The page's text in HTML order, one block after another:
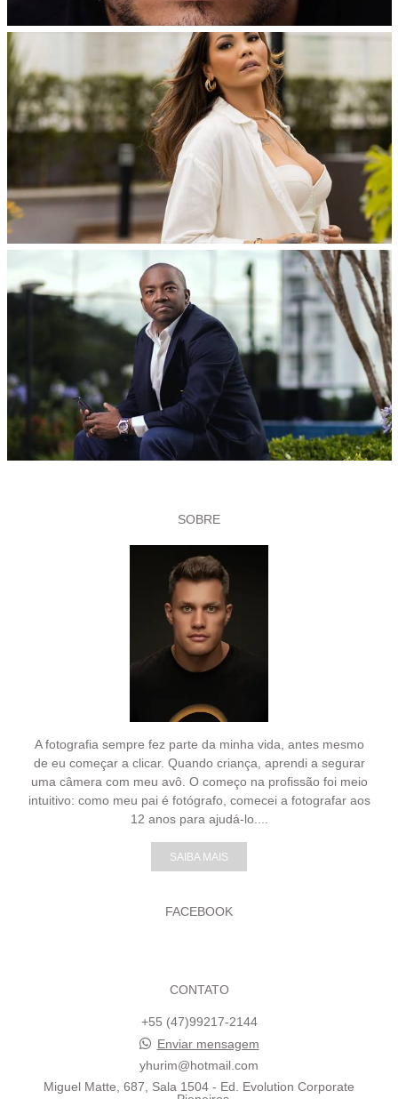
SOBRE
A fotografia sempre fez parte da minha vida, antes mesmo
de eu começar a clicar. Quando criança, aprendi a segurar
uma câmera com meu avô. O começo na profissão foi meio
intuitivo: como meu pai é fotógrafo, comecei a fotografar aos
12 anos para ajudá-lo....
SAIBA MAIS
FACEBOOK
CONTATO
+55 (47)99217-2144
Enviar mensagem
yhurim@hotmail.com
Miguel Matte, 687, Sala 1504 - Ed. Evolution Corporate